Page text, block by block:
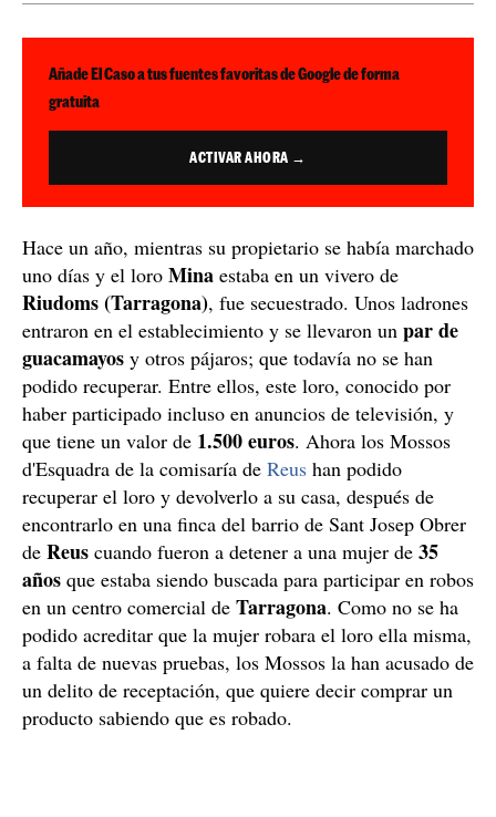
Añade El Caso a tus fuentes favoritas de Google de forma
gratuita
ACTIVAR AHORA →
Hace un año, mientras su propietario se había marchado
uno días y el loro Mina estaba en un vivero de
Riudoms (Tarragona), fue secuestrado. Unos ladrones
entraron en el establecimiento y se llevaron un par de
guacamayos y otros pájaros; que todavía no se han
podido recuperar. Entre ellos, este loro, conocido por
haber participado incluso en anuncios de televisión, y
que tiene un valor de 1.500 euros. Ahora los Mossos
d'Esquadra de la comisaría de Reus han podido
recuperar el loro y devolverlo a su casa, después de
encontrarlo en una finca del barrio de Sant Josep Obrer
de Reus cuando fueron a detener a una mujer de 35
años que estaba siendo buscada para participar en robos
en un centro comercial de Tarragona. Como no se ha
podido acreditar que la mujer robara el loro ella misma,
a falta de nuevas pruebas, los Mossos la han acusado de
un delito de receptación, que quiere decir comprar un
producto sabiendo que es robado.